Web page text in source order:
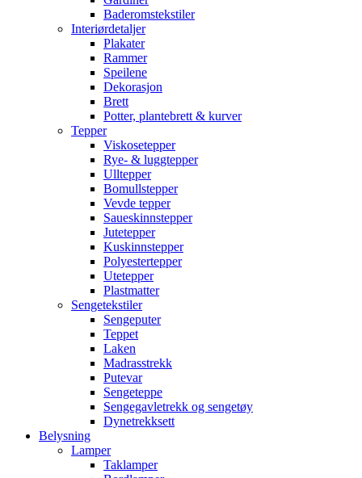
Baderomstekstiler
Interiørdetaljer
Plakater
Rammer
Speilene
Dekorasjon
Brett
Potter, plantebrett & kurver
Tepper
Viskosetepper
Rye- & luggtepper
Ulltepper
Bomullstepper
Vevde tepper
Saueskinnstepper
Jutetepper
Kuskinnstepper
Polyestertepper
Utetepper
Plastmatter
Sengetekstiler
Sengeputer
Teppet
Laken
Madrasstrekk
Putevar
Sengeteppe
Sengegavletrekk og sengetøy
Dynetrekksett
Belysning
Lamper
Taklamper